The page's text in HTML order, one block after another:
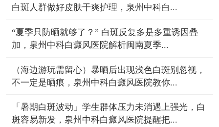
白斑人群做好皮肤干爽护理，泉州中科白...
“夏季只防晒就够了？” 白斑反复多是多重诱因叠
加，泉州中科白癜风医院解析闽南夏季...
（海边游玩需留心）暴晒后出现浅色白斑别忽视，
不一定是晒痕，泉州中科白癜风医院教你...
「暑期白斑波动」学生群体压力未消遇上强光，白
斑容易新发，泉州中科白癜风医院提醒把...